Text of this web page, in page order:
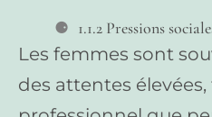
1.1.2 Pressions
Les femmes sont
des attentes